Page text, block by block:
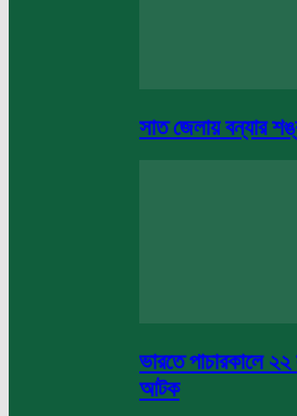
সাত জেলায় বন্যার
ভারতে পাচারকালে
আটক